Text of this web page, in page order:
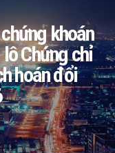
khoán
Chứng chỉ
hoán đổi